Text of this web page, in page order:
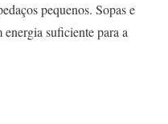
pequenos. Sopas e
energia suficiente para a